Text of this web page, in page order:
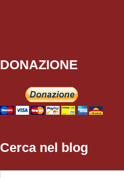
DONAZIONE
Cerca nel blog